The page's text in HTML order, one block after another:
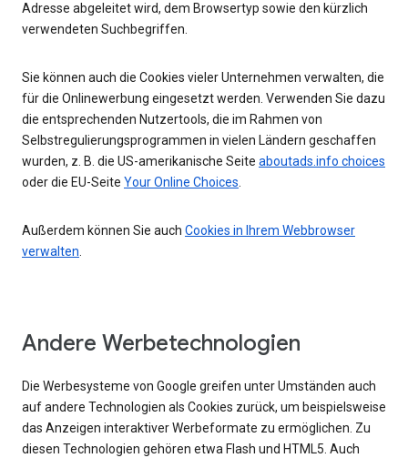
Adresse abgeleitet wird, dem Browsertyp sowie den kürzlich
verwendeten Suchbegriffen.
Sie können auch die Cookies vieler Unternehmen verwalten, die
für die Onlinewerbung eingesetzt werden. Verwenden Sie dazu
die entsprechenden Nutzertools, die im Rahmen von
Selbstregulierungsprogrammen in vielen Ländern geschaffen
wurden, z. B. die US-amerikanische Seite aboutads.info choices
oder die EU-Seite Your Online Choices.
Außerdem können Sie auch Cookies in Ihrem Webbrowser
verwalten.
Andere Werbetechnologien
Die Werbesysteme von Google greifen unter Umständen auch
auf andere Technologien als Cookies zurück, um beispielsweise
das Anzeigen interaktiver Werbeformate zu ermöglichen. Zu
diesen Technologien gehören etwa Flash und HTML5. Auch